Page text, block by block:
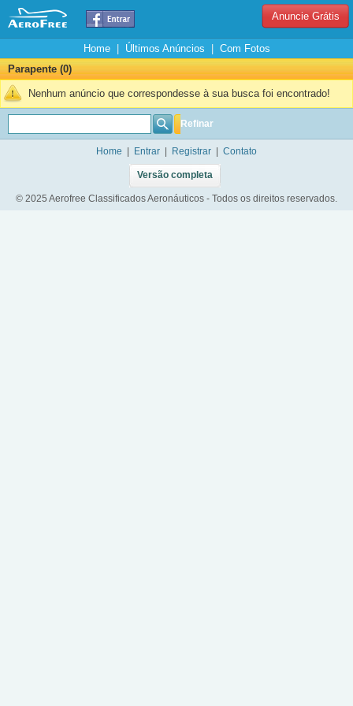
Anuncie Grátis
Home| Últimos Anúncios
Com Fotos
Parapente (0)
Nenhum anúncio que correspondesse à sua busca foi encontrado!
Refinar
Home Entrar Registrar Contato
Versão completa
© 2025 Aerofree Classificados Aeronáuticos - Todos os direitos reservados.